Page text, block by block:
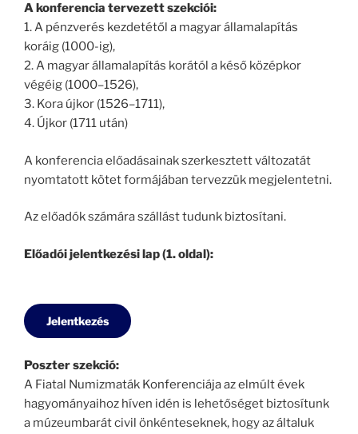
A konferencia tervezett szekciói:
1. A pénzverés kezdetétől a magyar államalapítás
koráig (1000-ig),
2. A magyar államalapítás korától a késő középkor
végéig (1000–1526),
3. Kora újkor (1526–1711),
4. Újkor (1711 után)
A konferencia előadásainak szerkesztett változatát
nyomtatott kötet formájában tervezzük megjelentetni.
Az előadók számára szállást tudunk biztosítani.
Előadói jelentkezési lap (1. oldal):
Jelentkezés
Poszter szekció:
A Fiatal Numizmaták Konferenciája az elmúlt évek
hagyományaihoz híven idén is lehetőséget biztosítunk
a múzeumbarát civil önkénteseknek, hogy az általuk